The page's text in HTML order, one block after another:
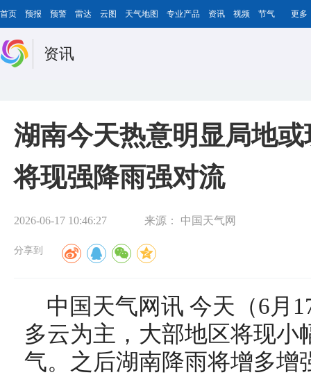
首页 预报 预警 雷达 云图 天气地图 专业产品 资讯 视频 节气 更多
资讯
湖南今天热意明显局地
将现强降雨强对流
2026-06-17 10:46:27 来源： 中国天气网
分享到
中国天气网讯 今天（6月
多云为主，大部地区将现小
气。之后湖南降雨将增多增